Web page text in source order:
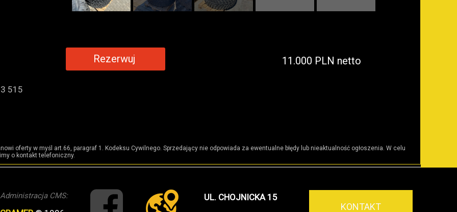
Administracja CMS: UL. CHOJNICKA 15
KONTAKT
515
oferty w myśl art.66, paragraf 1. Kodeksu Cywilnego. Sprzedający nie odpowiada za ewentualne błędy lub nieaktualność ogłoszenia. W celu
o kontakt telefoniczny.
Rezerwuj 11.000 PLN netto